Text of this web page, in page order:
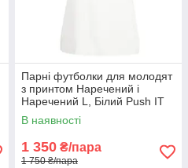
Парні футболки для молодят
з принтом Наречений і
Наречений L, Білий Push IT
В наявності
1 350 ₴/пара
1 750 ₴/пара